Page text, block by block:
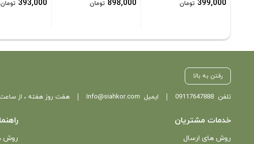
399,000 تومان 898,000 تومان 393,000 تومان
رفتن به بالا
تلفن09117647888 ایمیل Info@siahkor.com هفت روز هفته ، از ساعت 11 تا 22 پاسخگوی شما هستیم.
خدمات مشتریان
روش های ارسال
روش